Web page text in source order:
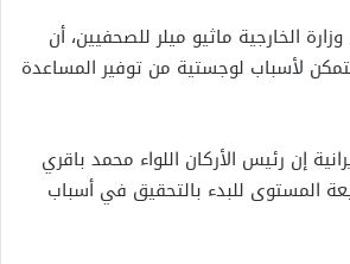
الخارجية ماثيو ميلر للصحفيين، أن
لأسباب لوجستية من توفير المساعدة
إن رئيس الأركان اللواء محمد باقري
المستوى للبدء بالتحقيق في أسباب